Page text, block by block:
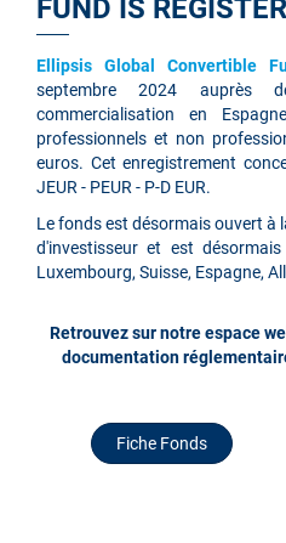
FUND IS
Ellipsis Global Convertible
septembre 2024
commercialisation en
professionnels et non
euros. Cet enregistrement
JEUR - PEUR - P-D EUR.
Le fonds est désormais ouvert à
d'investisseur et est
Luxembourg, Suisse, Espagne,
Retrouvez sur notre espace
documentation
Fiche Fonds